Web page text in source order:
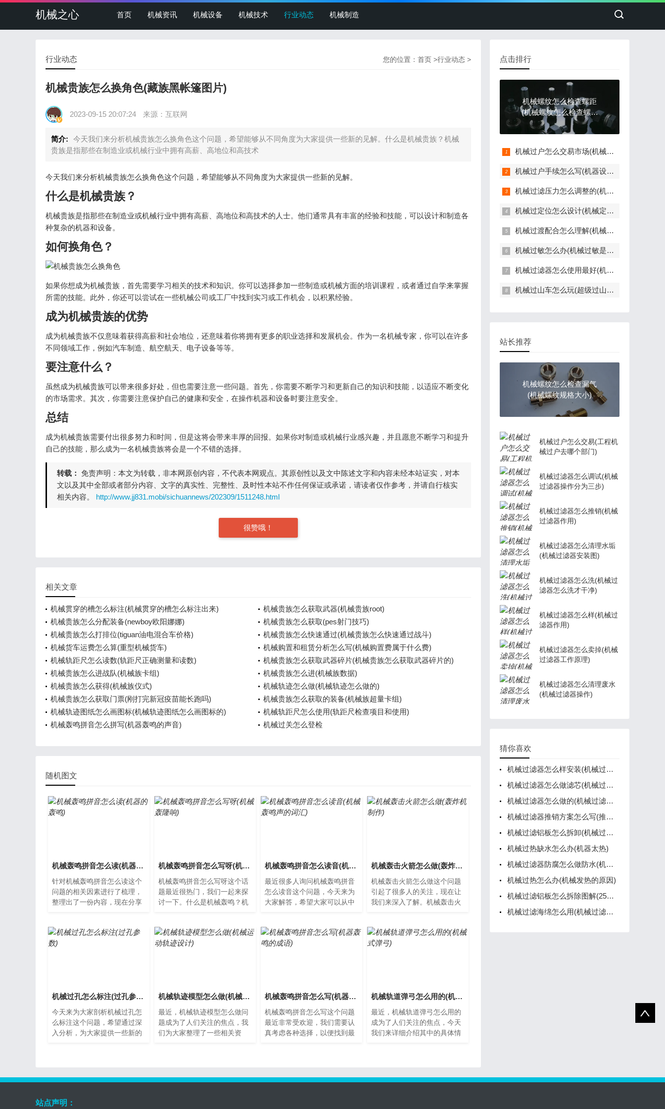
机械之心 首页 机械资讯 机械设备 机械技术 行业动态 机械制造
您的位置： 首页 >行业动态 >
行业动态
机械贵族怎么换角色(藏族黑帐篷图片)
2023-09-15 20:07:24 来源：互联网
简介:
今天我们来分析机械贵族怎么换角色这个问题，希望能够从不同角度为大家提供一些新的见解。什么是机械贵族？机械
贵族是指那些在制造业或机械行业中拥有高薪、高地位和高技术
今天我们来分析机械贵族怎么换角色这个问题，希望能够从不同角度为大家提供一些新的见解。
什么是机械贵族？
机械贵族是指那些在制造业或机械行业中拥有高薪、高地位和高技术的人士。他们通常具有丰富的经验和技能，可以设计和制造各
种复杂的机器和设备。
如何换角色？
如果你想成为机械贵族，首先需要学习相关的技术和知识。你可以选择参加一些制造或机械方面的培训课程，或者通过自学来掌握
所需的技能。此外，你还可以尝试在一些机械公司或工厂中找到实习或工作机会，以积累经验。
成为机械贵族的优势
成为机械贵族不仅意味着获得高薪和社会地位，还意味着你将拥有更多的职业选择和发展机会。作为一名机械专家，你可以在许多
不同领域工作，例如汽车制造、航空航天、电子设备等等。
要注意什么？
虽然成为机械贵族可以带来很多好处，但也需要注意一些问题。首先，你需要不断学习和更新自己的知识和技能，以适应不断变化
的市场需求。其次，你需要注意保护自己的健康和安全，在操作机器和设备时要注意安全。
总结
成为机械贵族需要付出很多努力和时间，但是这将会带来丰厚的回报。如果你对制造或机械行业感兴趣，并且愿意不断学习和提升
自己的技能，那么成为一名机械贵族将会是一个不错的选择。
转载： 免责声明：本文为转载，非本网原创内容，不代表本网观点。其原创性以及文中陈述文字和内容未经本站证实，对本
文以及其中全部或者部分内容、文字的真实性、完整性、及时性本站不作任何保证或承诺，请读者仅作参考，并请自行核实
相关内容。 http://www.jj831.mobi/sichuannews/202309/1511248.html
很赞哦！
相关文章
机械贯穿的槽怎么标注(机械贯穿的槽怎么标注出来)
机械贵族怎么获取武器(机械贵族root)
机械贵族怎么分配装备(newboy欧阳娜娜)
机械贵族怎么获取(pes射门技巧)
机械贵族怎么打排位(tiguan油电混合车价格)
机械贵族怎么快速通过(机械贵族怎么快速通过战斗)
机械货车运费怎么算(重型机械货车)
机械购置和租赁分析怎么写(机械购置费属于什么费)
机械轨距尺怎么读数(轨距尺正确测量和读数)
机械贵族怎么获取武器碎片(机械贵族怎么获取武器碎片的)
机械贵族怎么进战队(机械族卡组)
机械贵族怎么进(机械族数据)
机械贵族怎么获得(机械族仪式)
机械轨迹怎么做(机械轨迹怎么做的)
机械贵族怎么获取门票(刚打完新冠疫苗能长跑吗)
机械贵族怎么获取的装备(机械族超量卡组)
机械轨迹图纸怎么画图标(机械轨迹图纸怎么画图标的)
机械轨距尺怎么使用(轨距尺检查项目和使用)
机械轰鸣拼音怎么拼写(机器轰鸣的声音)
机械过关怎么登检
随机图文
机械轰鸣拼音怎么读(机器的轰鸣)
针对机械轰鸣拼音怎么读这个
问题的相关因素进行了梳理，
整理出了一份内容，现在分享
经...
机械轰鸣拼音怎么写呀(机械轰隆响)
机械轰鸣拼音怎么写呀这个话
题最近很热门，我们一起来探
讨一下。什么是机械轰鸣？机
音。...
机械轰鸣拼音怎么读音(机械轰鸣声的词汇)
最近很多人询问机械轰鸣拼音
怎么读音这个问题，今天来为
大家解答，希望大家可以从中
在...
机械轰击火箭怎么做(轰炸机制作)
机械轰击火箭怎么做这个问题
引起了很多人的关注，现在让
我们来深入了解。机械轰击火
在...
机械过孔怎么标注(过孔参数)
今天来为大家剖析机械过孔怎
么标注这个问题，希望通过深
入分析，为大家提供一些新的
机械轨迹模型怎么做(机械运动轨迹设计)
最近，机械轨迹模型怎么做问
题成为了人们关注的焦点，我
们为大家整理了一些相关资
机械轰鸣拼音怎么写(机器轰鸣的成语)
机械轰鸣拼音怎么写这个问题
最近非常受欢迎，我们需要认
真考虑各种选择，以便找到最
机械轨道弹弓怎么用的(机械式弹弓)
最近，机械轨道弹弓怎么用的
成为了人们关注的焦点，今天
我们来详细介绍其中的具体情
点击排行
机械螺纹怎么检查螺距
(机械螺纹怎么检查螺距
是否正常)
机械过户怎么交易市场(机械设备怎么过户)
机械过户手续怎么写(机器设备过户)
机械过滤压力怎么调整的(机械过滤器滤速)
机械过定位怎么设计(机械定位精度可以达到多少)
机械过渡配合怎么理解(机械过渡配合怎么理解的)
机械过敏怎么办(机械过敏是什么样子)
机械过滤器怎么使用最好(机械过滤器怎么使用最好视频)
机械过山车怎么玩(超级过山车机关设计)
站长推荐
机械螺纹怎么检查漏气
(机械螺纹规格大小)
机械过户怎么交易(工程机
械过户去哪个部门)
机械过滤器怎么调试(机械
过滤器操作分为三步)
机械过滤器怎么推销(机械
过滤器作用)
机械过滤器怎么清理水垢
(机械过滤器安装图)
机械过滤器怎么洗(机械过
滤器怎么洗才干净)
机械过滤器怎么样(机械过
滤器作用)
机械过滤器怎么卖掉(机械
过滤器工作原理)
机械过滤器怎么清理废水
(机械过滤器操作)
猜你喜欢
机械过滤器怎么样安装(机械过滤器怎么样安装的)
机械过滤器怎么做滤芯(机械过滤器操作分为三步)
机械过滤器怎么做的(机械过滤器的原理)
机械过滤器推销方案怎么写(推销过滤器骗局)
机械过滤铝板怎么拆卸(机械过滤铝板怎么拆卸的)
机械过热缺水怎么办(机器太热)
机械过滤器防腐怎么做防水(机械过滤器操作)
机械过热怎么办(机械发热的原因)
机械过滤铝板怎么拆除图解(25平方铜线一斤出多少铜)
机械过滤海绵怎么用(机械过滤器操作)
站点声明：